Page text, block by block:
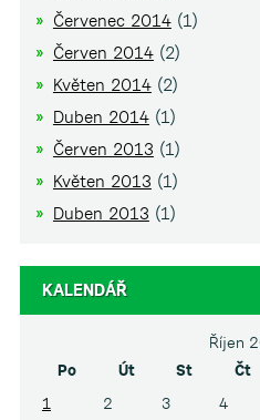
Červenec 2014(1)
Červen 2014(2)
Květen 2014(2)
Duben 2014(1)
Červen 2013 (1)
Květen 2013 (1)
Duben 2013 (1)
KALENDÁŘ
Říjen
Po
Út St Čt
1
2 3 4